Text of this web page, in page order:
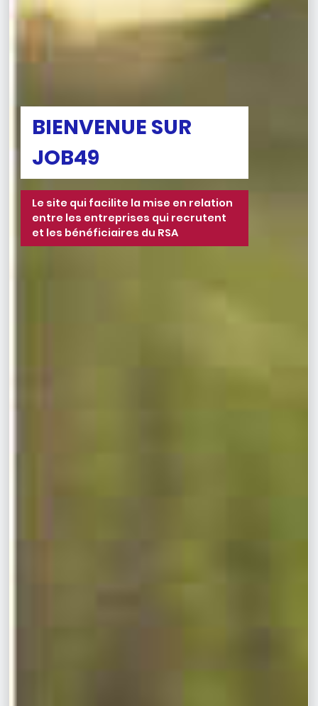
BIENVENUE SUR
JOB49
Le site qui facilite la mise en relation
entre les entreprises qui recrutent
et les bénéficiaires du RSA